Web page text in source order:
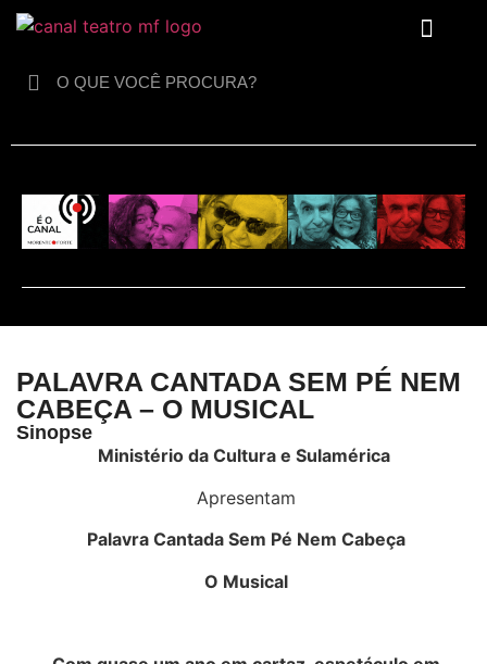
PALAVRA CANTADA SEM PÉ NEM
CABEÇA – O MUSICAL
Sinopse
Ministério da Cultura e Sulamérica
Apresentam
Palavra Cantada Sem Pé Nem Cabeça
O Musical